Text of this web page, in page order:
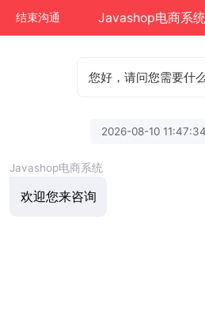
结束沟通
您好，请问您需要什
2026-08-10
Javashop电商系统
欢迎您来咨询